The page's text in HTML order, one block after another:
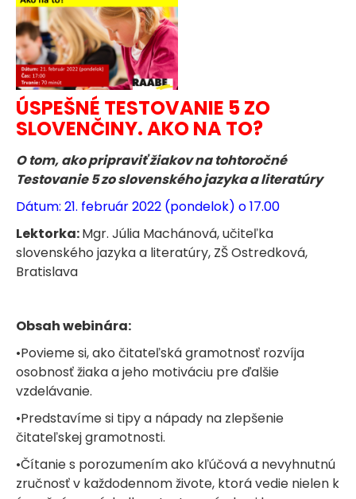
ÚSPEŠNÉ TESTOVANIE 5 ZO
SLOVENČINY. AKO NA TO?
O tom, ako pripraviť žiakov na tohtoročné
Testovanie 5 zo slovenského jazyka a literatúry
Dátum: 21. február 2022 (pondelok) o 17.00
Lektorka:Mgr. Júlia Machánová, učiteľka
slovenského jazyka a literatúry, ZŠ Ostredková,
Bratislava
Obsah webinára:
•Povieme si, ako čitateľská gramotnosť rozvíja
osobnosť žiaka a jeho motiváciu pre ďalšie
vzdelávanie.
•Predstavíme si tipy a nápady na zlepšenie
čitateľskej gramotnosti.
•Čítanie s porozumením ako kľúčová a nevyhnutnú
zručnosť v každodennom živote, ktorá vedie nielen k